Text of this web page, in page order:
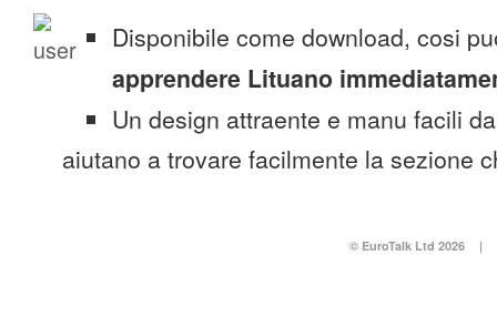
Disponibile come download, cosi
apprendere Lituano
Un design attraente e manu facili
aiutano a trovare facilmente la sezione
© EuroTalk Ltd 2026 |